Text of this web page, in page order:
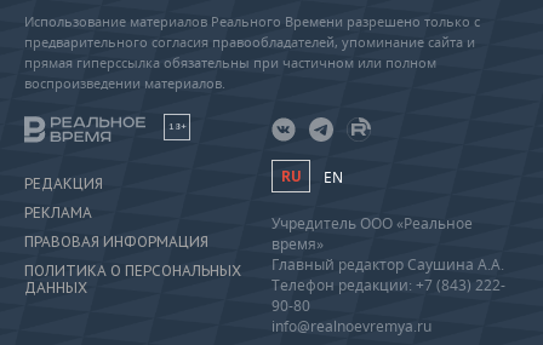
Использование материалов Реального Времени разрешено только с
предварительного согласия правообладателей, упоминание сайта и
прямая гиперссылка обязательны при частичном или полном
воспроизведении материалов.
18+
РЕДАКЦИЯ
РЕКЛАМА
ПРАВОВАЯ ИНФОРМАЦИЯ
ПОЛИТИКА О ПЕРСОНАЛЬНЫХ
ДАННЫХ
RU EN
Учредитель ООО «Реальное
время»
Главный редактор Саушина А.А.
Телефон редакции: +7 (843) 222-
90-80
info@realnoevremya.ru